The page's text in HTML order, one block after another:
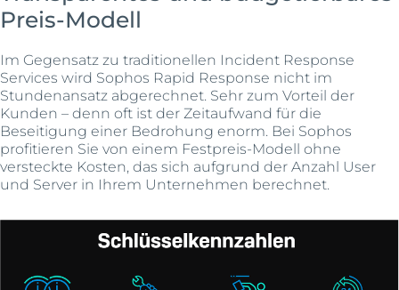
Preis-Modell
Im Gegensatz zu traditionellen Incident Response
Services wird Sophos Rapid Response nicht im
Stundenansatz abgerechnet. Sehr zum Vorteil der
Kunden – denn oft ist der Zeitaufwand für die
Beseitigung einer Bedrohung enorm. Bei Sophos
profitieren Sie von einem Festpreis-Modell ohne
versteckte Kosten, das sich aufgrund der Anzahl User
und Server in Ihrem Unternehmen berechnet.